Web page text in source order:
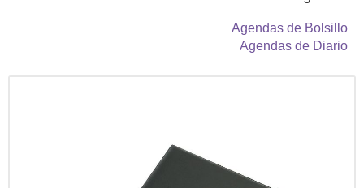
Agendas de Bolsillo
Agendas de Diario